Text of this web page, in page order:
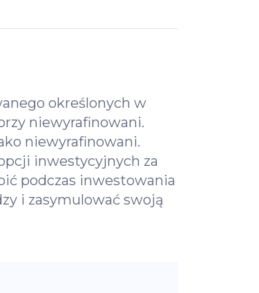
określonych w
niewyrafinowani.
niewyrafinowani.
inwestycyjnych za
podczas inwestowania
i zasymulować swoją